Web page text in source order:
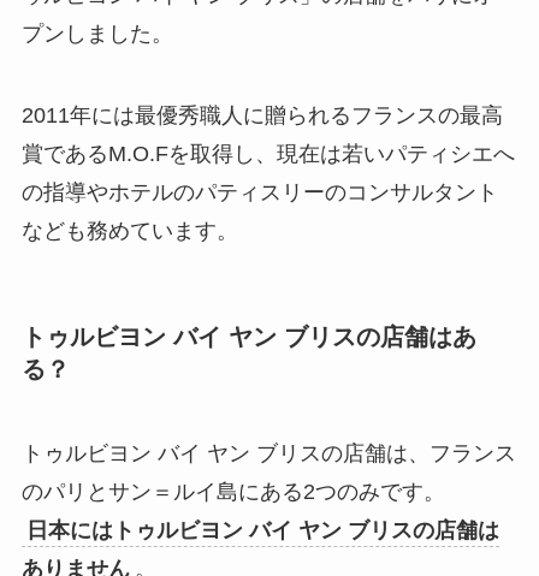
プンしました。
2011年には最優秀職人に贈られるフランスの最高
賞であるM.O.Fを取得し、現在は若いパティシエへ
の指導やホテルのパティスリーのコンサルタント
なども務めています。
トゥルビヨン バイ ヤン ブリスの店舗はあ
る？
トゥルビヨン バイ ヤン ブリスの店舗は、フランス
のパリとサン＝ルイ島にある2つのみです。
日本にはトゥルビヨン バイ ヤン ブリスの店舗は
ありません 。